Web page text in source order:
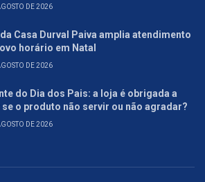
DE 2026
Casa Durval Paiva amplia atendimento
horário em Natal
DE 2026
do Dia dos Pais: a loja é obrigada a
o produto não servir ou não agradar?
DE 2026